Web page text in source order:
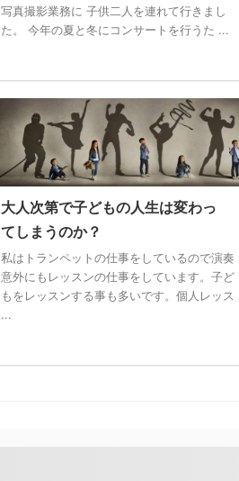
写真撮影業務に 子供二人を連れて行きまし
た。 今年の夏と冬にコンサートを行うた ...
大人次第で子どもの人生は変わっ
てしまうのか？
私はトランペットの仕事をしているので演奏
意外にもレッスンの仕事をしています。子ど
もをレッスンする事も多いです。個人レッス
...